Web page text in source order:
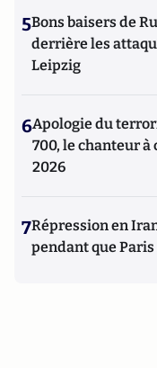
5Bons baisers de
derrière les
Leipzig
6Apologie du
700, le chanteur à
2026
7Répression en
pendant que